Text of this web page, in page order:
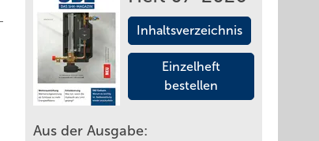
Inhaltsverzeichnis
Einzelheft
bestellen
Aus der Ausgabe: